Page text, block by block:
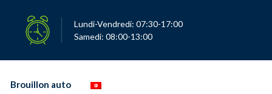
Lundi-Vendredi: 07:30-17:00
Samedi: 08:00-13:00
Brouillon auto